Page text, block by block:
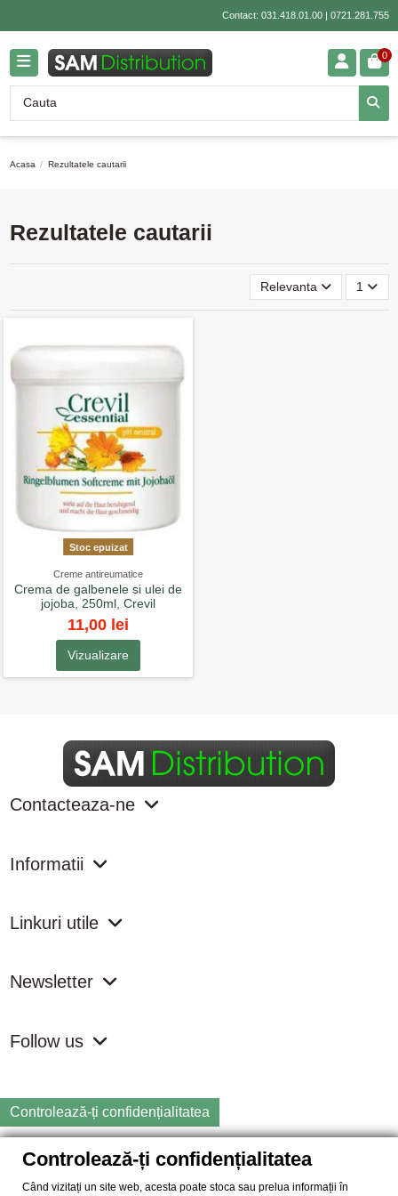
Contact: 031.418.01.00| 0721.281.755
0
Acasa Rezultatele cautarii
Rezultatele cautarii
Relevanta 1
Stoc epuizat
Creme antireumatice
Crema de galbenele si ulei de
jojoba, 250ml, Crevil
11,00 lei
Vizualizare
Contacteaza-ne
Informatii
Linkuri utile
Newsletter
Follow us
Controlează-ți confidențialitatea
Copyright
2026 samdistribution.ro - Magazin online cu Produse
Controlează-ți confidențialitatea
Când vizitați un site web, acesta poate stoca sau prelua informații în